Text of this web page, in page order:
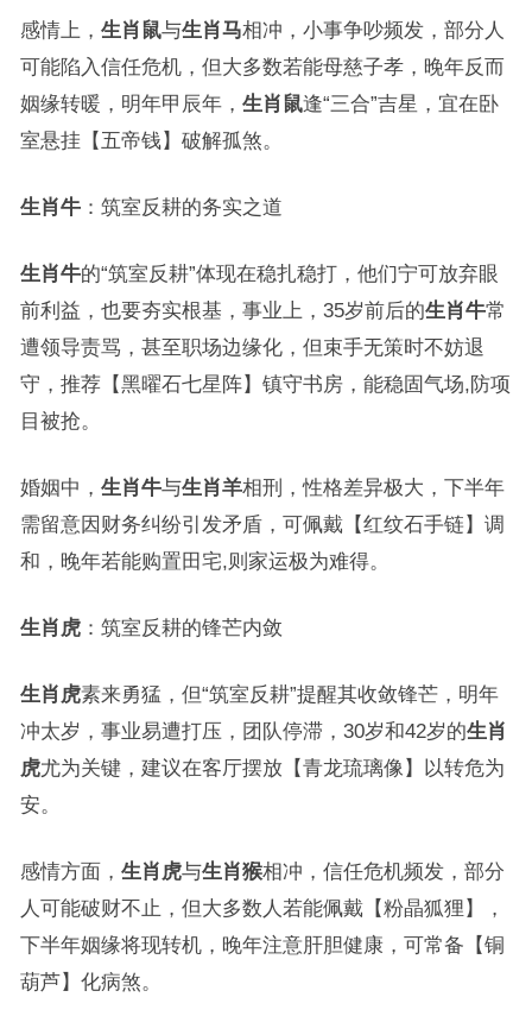
感情上， 生肖鼠与生肖马相冲，小事争吵频发，部分人
可能陷入信任危机，但大多数若能母慈子孝，晚年反而
姻缘转暖，明年甲辰年， 生肖鼠逢“三合”吉星，宜在卧
室悬挂【五帝钱】破解孤煞。
生肖牛：筑室反耕的务实之道
生肖牛的“筑室反耕”体现在稳扎稳打，他们宁可放弃眼
前利益，也要夯实根基，事业上，35岁前后的生肖牛常
遭领导责骂，甚至职场边缘化，但束手无策时不妨退
守，推荐【黑曜石七星阵】镇守书房，能稳固气场,防项
目被抢。
婚姻中， 生肖牛与生肖羊相刑，性格差异极大，下半年
需留意因财务纠纷引发矛盾，可佩戴【红纹石手链】调
和，晚年若能购置田宅,则家运极为难得。
生肖虎：筑室反耕的锋芒内敛
生肖虎素来勇猛，但“筑室反耕”提醒其收敛锋芒，明年
冲太岁，事业易遭打压，团队停滞，30岁和42岁的生肖
虎尤为关键，建议在客厅摆放【青龙琉璃像】以转危为
安。
感情方面， 生肖虎与生肖猴相冲，信任危机频发，部分
人可能破财不止，但大多数人若能佩戴【粉晶狐狸】，
下半年姻缘将现转机，晚年注意肝胆健康，可常备【铜
葫芦】化病煞。